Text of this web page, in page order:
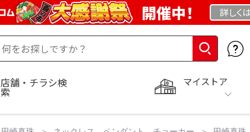
開催中！ 詳しく
マイストア
店舗・チラシ検
索